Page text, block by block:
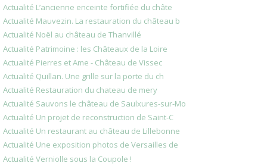
Actualité L’ancienne enceinte fortifiée du châte
Actualité Mauvezin. La restauration du château b
Actualité Noël au château de Thanvillé
Actualité Patrimoine : les Châteaux de la Loire
Actualité Pierres et Ame - Château de Vissec
Actualité Quillan. Une grille sur la porte du ch
Actualité Restauration du chateau de mery
Actualité Sauvons le château de Saulxures-sur-Mo
Actualité Un projet de reconstruction de Saint-C
Actualité Un restaurant au château de Lillebonne
Actualité Une exposition photos de Versailles de
Actualité Verniolle sous la Coupole !